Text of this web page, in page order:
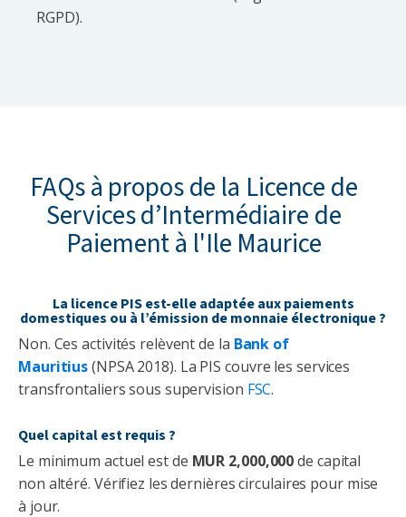
RGPD).
FAQs à propos de la Licence de
Services d’Intermédiaire de
Paiement à l'Ile Maurice
La licence PIS est-elle adaptée aux paiements
domestiques ou à l’émission de monnaie électronique ?
Non. Ces activités relèvent de la Bank of
Mauritius(NPSA 2018). La PIS couvre les services
transfrontaliers sous supervision FSC.
Quel capital est requis ?
Le minimum actuel est de MUR 2,000,000de capital
non altéré. Vérifiez les dernières circulaires pour mise
à jour.